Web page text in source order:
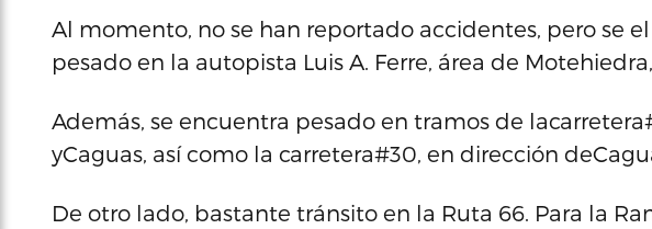
Al momento, no se han reportado accidentes, pero se
pesado en la autopista Luis A. Ferre, área de
Además, se encuentra pesado en tramos de
yCaguas, así como la carretera#30, en dirección
De otro lado, bastante tránsito en la Ruta 66. Para la